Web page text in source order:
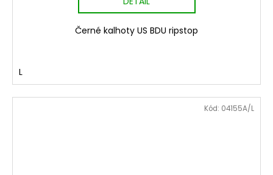
Černé kalhoty US BDU ripstop
L
Kód: 04155A/L